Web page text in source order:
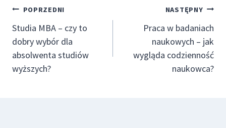
Nawigacja
wpisu
POPRZEDNI
Studia MBA – czy to
dobry wybór dla
absolwenta studiów
wyższych?
NASTĘPNY
Praca w badaniach
naukowych – jak
wygląda codzienność
naukowca?